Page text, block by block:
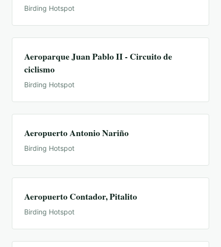
Birding Hotspot
Aeroparque Juan Pablo II - Circuito de
ciclismo
Birding Hotspot
Aeropuerto Antonio Nariño
Birding Hotspot
Aeropuerto Contador, Pitalito
Birding Hotspot